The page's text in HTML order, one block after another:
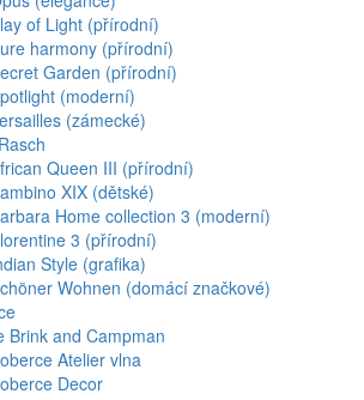
of Light (přírodní)
harmony (přírodní)
Garden (přírodní)
(moderní)
(zámecké)
Queen III (přírodní)
XIX (dětské)
Home collection 3 (moderní)
3 (přírodní)
Style (grafika)
Wohnen (domácí značkové)
Brink and Campman
Atelier vlna
Decor